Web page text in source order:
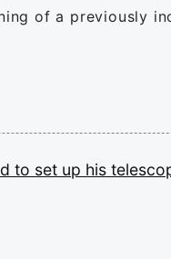
of a previously
to set up his